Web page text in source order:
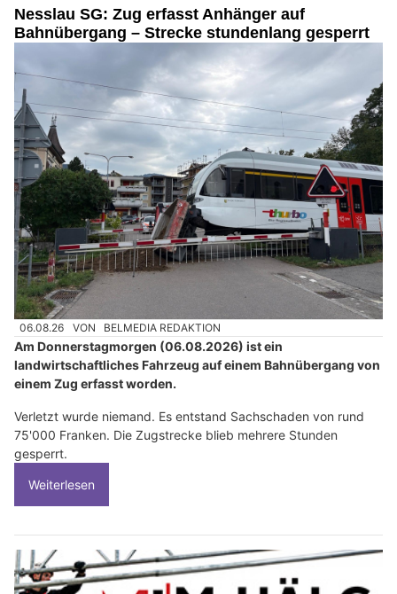
Nesslau SG: Zug erfasst Anhänger auf
Bahnübergang – Strecke stundenlang gesperrt
06.08.26 VON BELMEDIA REDAKTION
Am Donnerstagmorgen (06.08.2026) ist ein
landwirtschaftliches Fahrzeug auf einem Bahnübergang von
einem Zug erfasst worden.
Verletzt wurde niemand. Es entstand Sachschaden von rund
75'000 Franken. Die Zugstrecke blieb mehrere Stunden
gesperrt.
Weiterlesen